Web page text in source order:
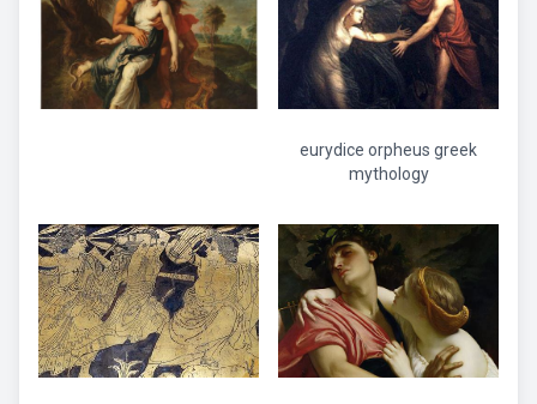
eurydice orpheus greek
mythology